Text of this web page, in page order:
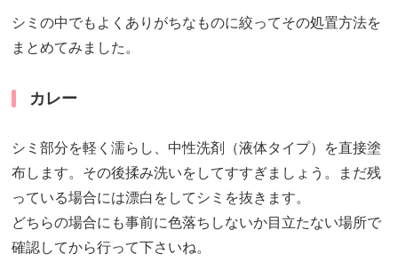
シミの中でもよくありがちなものに絞ってその処置方法を
まとめてみました。
カレー
シミ部分を軽く濡らし、中性洗剤（液体タイプ）を直接塗
布します。その後揉み洗いをしてすすぎましょう。まだ残
っている場合には漂白をしてシミを抜きます。
どちらの場合にも事前に色落ちしないか目立たない場所で
確認してから行って下さいね。